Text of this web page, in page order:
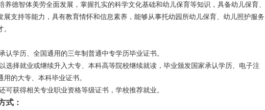
德智体美劳全面发展，掌握扎实的科学文化基础和幼儿保育等知识，具备幼儿保育、
展支持等能力，具有教育情怀和信息素养，能够从事托幼园所幼儿保育、幼儿照护服务
学历、全国通用的三年制普通中专学历毕业证书。
择就业或继续升入大专、本科高等院校继续就读，毕业颁发国家承认学历、电子注
的大专、本科毕业证书。
获得相关专业职业资格等级证书，学校推荐就业。
式：